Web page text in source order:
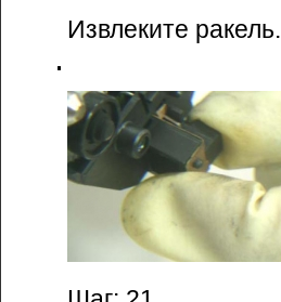
Извлеките ракель.